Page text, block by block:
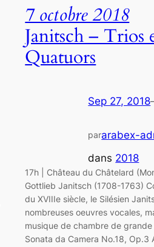
7 octobre 2018
Janitsch – Trios
Quatuors
Sep 27, 2018
pararabex-
dans 2018
17h | Château du Châtelard
Gottlieb Janitsch (1708-1763)
du XVIIIe siècle, le Silésien
nombreuses oeuvres vocales,
musique de chambre de
Sonata da Camera No.18, Op.3